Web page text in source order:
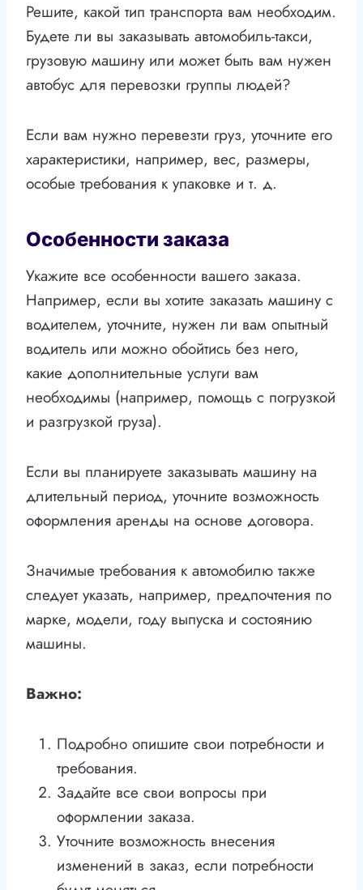
Решите, какой тип транспорта вам необходим.
Будете ли вы заказывать автомобиль-такси,
грузовую машину или может быть вам нужен
автобус для перевозки группы людей?
Если вам нужно перевезти груз, уточните его
характеристики, например, вес, размеры,
особые требования к упаковке и т. д.
Особенности заказа
Укажите все особенности вашего заказа.
Например, если вы хотите заказать машину с
водителем, уточните, нужен ли вам опытный
водитель или можно обойтись без него,
какие дополнительные услуги вам
необходимы (например, помощь с погрузкой
и разгрузкой груза).
Если вы планируете заказывать машину на
длительный период, уточните возможность
оформления аренды на основе договора.
Значимые требования к автомобилю также
следует указать, например, предпочтения по
марке, модели, году выпуска и состоянию
машины.
Важно:
Подробно опишите свои потребности и
требования.
Задайте все свои вопросы при
оформлении заказа.
Уточните возможность внесения
изменений в заказ, если потребности